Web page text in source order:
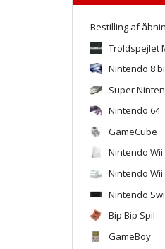
Bestilling af
Troldspejlet
Nintendo 8
Super
Nintendo 64
GameCube
Nintendo Wii
Nintendo Wii
Nintendo
Bip Bip Spil
GameBoy